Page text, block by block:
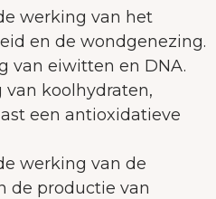
werking van het
en de wondgenezing.
van eiwitten en DNA.
koolhydraten,
een antioxidatieve
werking van de
de productie van